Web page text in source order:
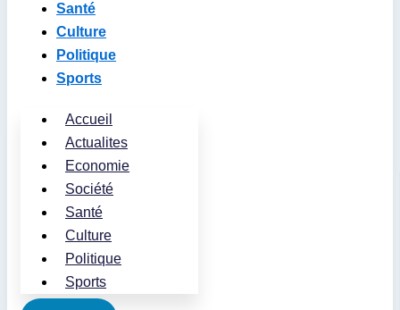
Santé
Culture
Politique
Sports
Accueil
Actualites
Economie
Société
Santé
Culture
Politique
Sports